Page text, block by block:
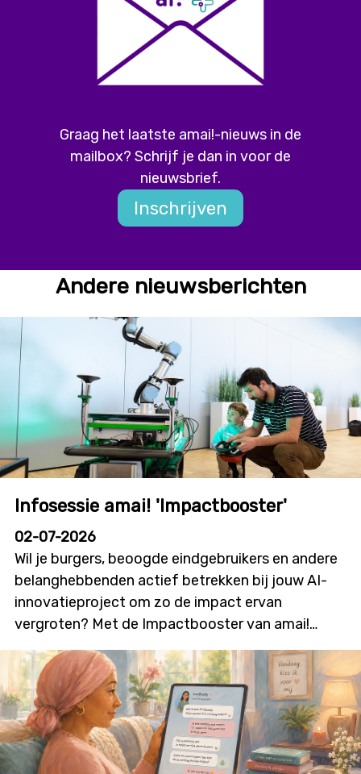
Graag het laatste amai!-nieuws in de
mailbox? Schrijf je dan in voor de
nieuwsbrief.
Inschrijven
Andere nieuwsberichten
Infosessie amai! 'Impactbooster'
02-07-2026
Wil je burgers, beoogde eindgebruikers en andere
belanghebbenden actief betrekken bij jouw AI-
innovatieproject om zo de impact ervan
vergroten? Met de Impactbooster van amai!
kunnen onderzoekers en innovatoren financiële
ondersteuning aanvragen voor
burgerparticipatie- en outreachactiviteiten die
bijdragen aan meer dialoog, betrokkenheid en
technologieacceptatie. Deze nieuwe oproep zal
initiatieven stimuleren waarin burgers niet alleen